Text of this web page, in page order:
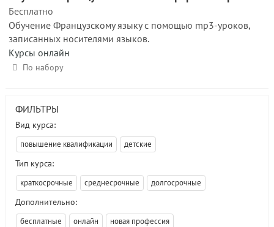
Бесплатно
Обучение Французскому языку с помощью mp3-уроков,
записанных носителями языков.
Курсы онлайн
По набору
ФИЛЬТРЫ
Вид курса:
повышение квалификации детские
Тип курса:
краткосрочные среднесрочные долгосрочные
Дополнительно:
бесплатные онлайн
новая профессия